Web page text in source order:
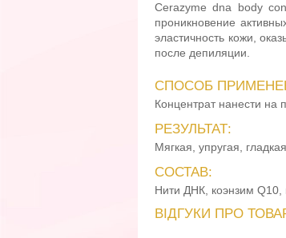
Cerazyme dna body
проникновение
эластичность кожи,
после депиляции.
СПОСОБ
Концентрат нанести на
РЕЗУЛЬТАТ:
Мягкая, упругая,
СОСТАВ:
Нити ДНК, коэнзим
ВІДГУКИ ПРО